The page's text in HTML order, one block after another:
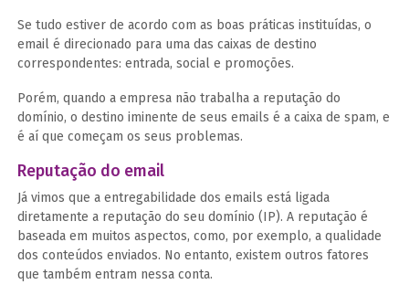
Se tudo estiver de acordo com as boas práticas instituídas, o
email é direcionado para uma das caixas de destino
correspondentes: entrada, social e promoções.
Porém, quando a empresa não trabalha a reputação do
domínio, o destino iminente de seus emails é a caixa de spam, e
é aí que começam os seus problemas.
Reputação do email
Já vimos que a entregabilidade dos emails está ligada
diretamente a reputação do seu domínio (IP). A reputação é
baseada em muitos aspectos, como, por exemplo, a qualidade
dos conteúdos enviados. No entanto, existem outros fatores
que também entram nessa conta.